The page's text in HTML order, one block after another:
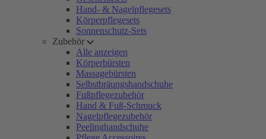
Hand- & Nagelpflegesets
Körperpflegesets
Sonnenschutz-Sets
Zubehör
Alle anzeigen
Körperbürsten
Massagebürsten
Selbstbräungshandschuhe
Fußpflegezubehör
Hand & Fuß-Schmuck
Nagelpflegezubehör
Peelinghandschuhe